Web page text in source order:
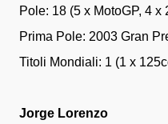
Pole: 18 (5 x MotoGP, 4 x
Prima Pole: 2003 Gran
Titoli Mondiali: 1 (1 x
Jorge Lorenzo